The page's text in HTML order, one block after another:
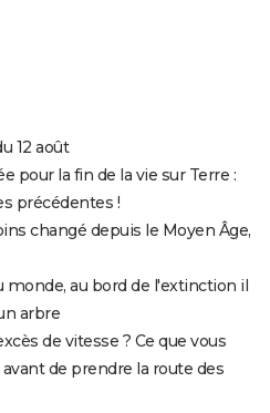
12 août
pour la fin de la vie sur Terre :
précédentes !
changé depuis le Moyen Âge,
monde, au bord de l'extinction il
arbre
de vitesse ? Ce que vous
de prendre la route des